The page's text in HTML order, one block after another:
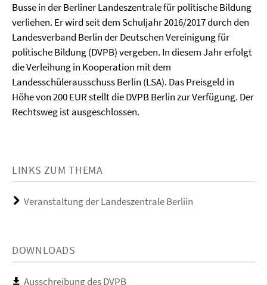
Busse in der Berliner Landeszentrale für politische Bildung
verliehen. Er wird seit dem Schuljahr 2016/2017 durch den
Landesverband Berlin der Deutschen Vereinigung für
politische Bildung (DVPB) vergeben. In diesem Jahr erfolgt
die Verleihung in Kooperation mit dem
Landesschülerausschuss Berlin (LSA). Das Preisgeld in
Höhe von 200 EUR stellt die DVPB Berlin zur Verfügung. Der
Rechtsweg ist ausgeschlossen.
LINKS ZUM THEMA
Veranstaltung der Landeszentrale Berliin
DOWNLOADS
Ausschreibung des DVPB